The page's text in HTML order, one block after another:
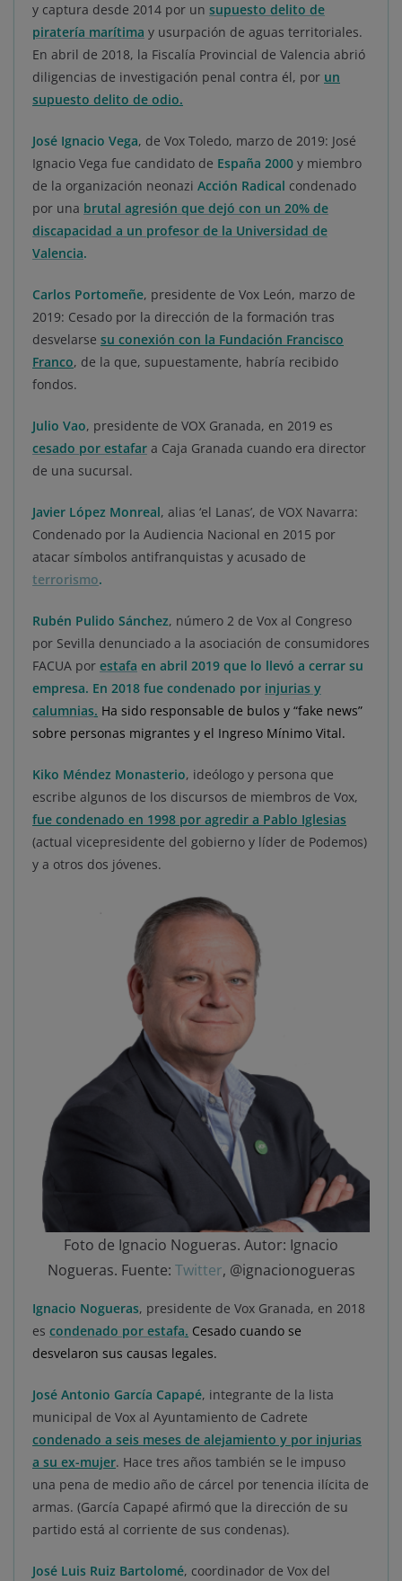
y captura desde 2014 por un supuesto delito de
piratería marítima y usurpación de aguas territoriales.
En abril de 2018, la Fiscalía Provincial de Valencia abrió
diligencias de investigación penal contra él, por un
supuesto delito de odio.
José Ignacio Vega, de Vox Toledo, marzo de 2019: José
Ignacio Vega fue candidato de España 2000 y miembro
de la organización neonazi Acción Radical condenado
por una brutal agresión que dejó con un 20% de
discapacidad a un profesor de la Universidad de
Valencia.
Carlos Portomeñe, presidente de Vox León, marzo de
2019: Cesado por la dirección de la formación tras
desvelarse su conexión con la Fundación Francisco
Franco, de la que, supuestamente, habría recibido
fondos.
Julio Vao, presidente de VOX Granada, en 2019 es
cesado por estafar a Caja Granada cuando era director
de una sucursal.
Javier López Monreal, alias ‘el Lanas’, de VOX Navarra:
Condenado por la Audiencia Nacional en 2015 por
atacar símbolos antifranquistas y acusado de
terrorismo.
Rubén Pulido Sánchez, número 2 de Vox al Congreso
por Sevilla denunciado a la asociación de consumidores
FACUA por estafa en abril 2019 que lo llevó a cerrar su
empresa. En 2018 fue condenado por injurias y
calumnias. Ha sido responsable de bulos y “fake news”
sobre personas migrantes y el Ingreso Mínimo Vital.
Kiko Méndez Monasterio, ideólogo y persona que
escribe algunos de los discursos de miembros de Vox,
fue condenado en 1998 por agredir a Pablo Iglesias
(actual vicepresidente del gobierno y líder de Podemos)
y a otros dos jóvenes.
Foto de Ignacio Nogueras. Autor: Ignacio
Nogueras. Fuente: Twitter, @ignacionogueras
Ignacio Nogueras, presidente de Vox Granada, en 2018
es condenado por estafa. Cesado cuando se
desvelaron sus causas legales.
José Antonio García Capapé, integrante de la lista
municipal de Vox al Ayuntamiento de Cadrete
condenado a seis meses de alejamiento y por injurias
a su ex-mujer. Hace tres años también se le impuso
una pena de medio año de cárcel por tenencia ilícita de
armas. (García Capapé afirmó que la dirección de su
partido está al corriente de sus condenas).
José Luis Ruiz Bartolomé, coordinador de Vox del